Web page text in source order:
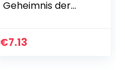
Geheimnis der
€7.13